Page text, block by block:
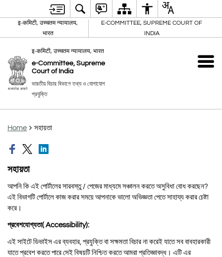
इ-कमिटी, उच्चतम न्यायालय,
भारत
E-COMMITTEE, SUPREME COURT OF
INDIA
इ-कमिटी, उच्चतम न्यायालय, भारत
e-Committee, Supreme
Court of India
ভারতীয় বিচার বিভাগে তথ্য ও যোগাযোগ
প্রযুক্তি
Home সহায়তা
সহায়তা
আপনি কি এই পোর্টালের সারবস্তু / পেজের মাধ্যমে সঞ্চালন করতে অসুবিধা বোধ করছেন?
এই বিভাগটি পোর্টালে কাজ করার সময়ে আপনাকে ভালো অভিজ্ঞতা পেতে সাহায্য করার চেষ্টা
করে।
প্রবেশযোগ্যতা( Accessibility):
এই সাইটে ডিভাইস এর ব্যবহার, প্রযুক্তি বা সক্ষমতা বিচার না করেই যাতে সব বাবহারকারী
যাতে প্রবেশ করতে পারে সেই বিষয়টি নিশ্চিত করতে আমরা প্রতিজ্ঞাবদ্ধ। এটি এর